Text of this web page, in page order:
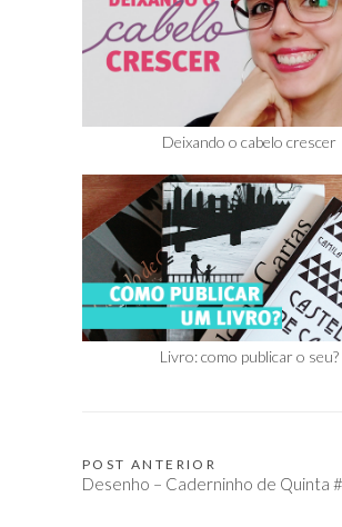
Deixando o cabelo crescer
Livro: como publicar o seu?
Navegação
POST ANTERIOR
Desenho – Caderninho de Quinta